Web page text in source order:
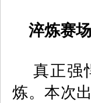
淬炼赛场
真正强
炼。本次